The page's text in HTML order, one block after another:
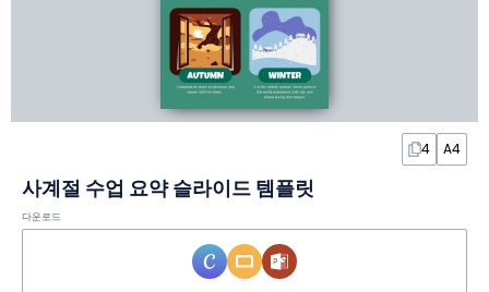
4 A4
사계절 수업 요약 슬라이드 템플릿
다운로드